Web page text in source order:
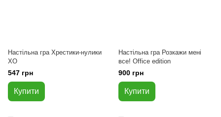
Настільна гра Хрестики-нулики
ХО
547 грн
Купити
Настільна гра Розкажи мені
все! Office edition
900 грн
Купити